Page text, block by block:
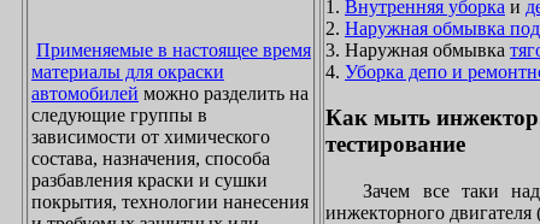
Применяемые в настоящее время
материалы для окраски
автомобилей можно разделить на
следующие группы в
зависимости от химического
состава, назначения, способа
разбавления краски и сушки
покрытия, технологии нанесения
1. Внутренняя уборка и
2. Наружная обмывка
3. Наружная обмывка
4. Уборка депо и
Как мыть
тестирование
Зачем все таки
инжекторного